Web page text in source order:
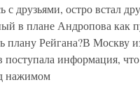
с друзьями, остро встал
в плане Андропова как
плану Рейгана?В Москву
поступала информация,
нажимом